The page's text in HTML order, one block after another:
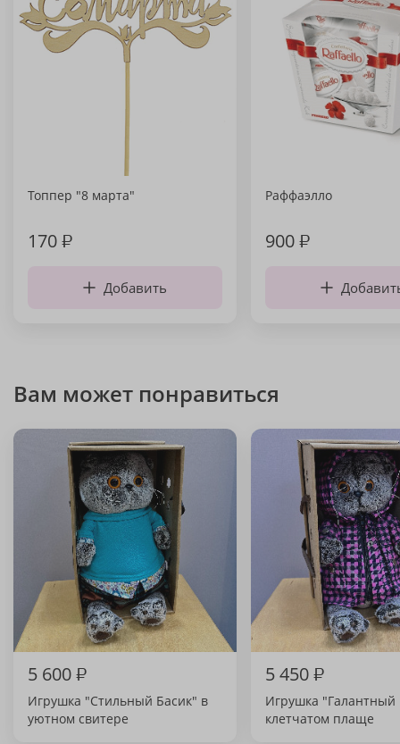
Топпер "8 марта"
170₽
Добавить
Раффаэлло
900₽
Вам может понравиться
5 600₽
Игрушка "Стильный Басик" в
уютном свитере
5 450₽
Игрушка "Галантный
клетчатом плаще